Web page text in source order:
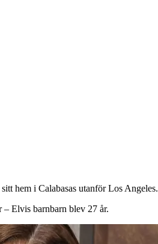
hem i Calabasas utanför Los Angeles.
– Elvis barnbarn blev 27 år.